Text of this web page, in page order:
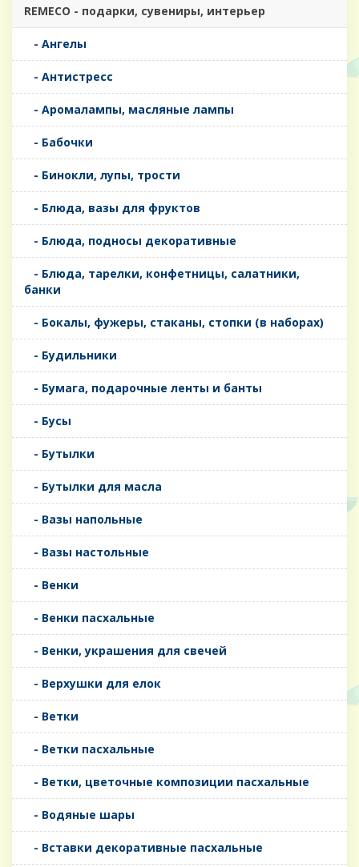
REMECO - подарки, сувениры, интерьер
- Ангелы
- Антистресс
- Аромалампы, масляные лампы
- Бабочки
- Бинокли, лупы, трости
- Блюда, вазы для фруктов
- Блюда, подносы декоративные
- Блюда, тарелки, конфетницы, салатники,
банки
- Бокалы, фужеры, стаканы, стопки (в наборах)
- Будильники
- Бумага, подарочные ленты и банты
- Бусы
- Бутылки
- Бутылки для масла
- Вазы напольные
- Вазы настольные
- Венки
- Венки пасхальные
- Венки, украшения для свечей
- Верхушки для елок
- Ветки
- Ветки пасхальные
- Ветки, цветочные композиции пасхальные
- Водяные шары
- Вставки декоративные пасхальные